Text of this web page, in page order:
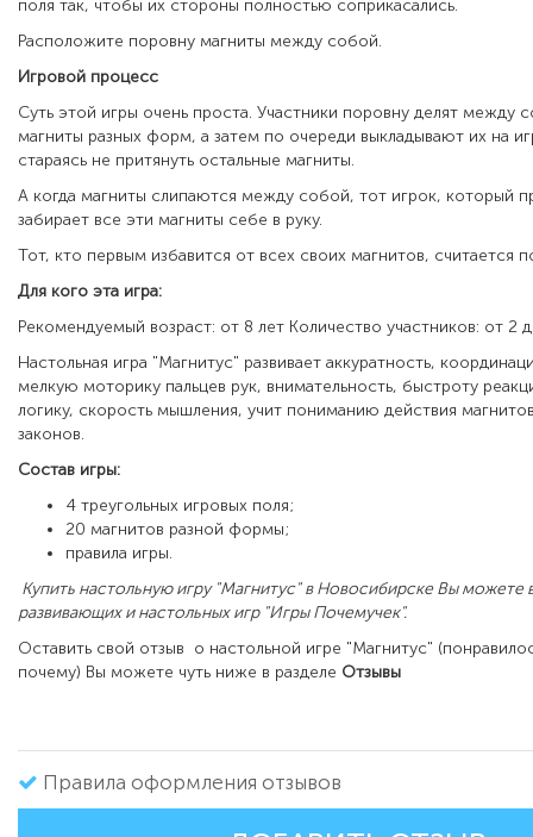
поля так, чтобы их стороны полностью соприкасались.
Расположите поровну магниты между собой.
Игровой процесс
Суть этой игры очень проста. Участники поровну делят между
магниты разных форм, а затем по очереди выкладывают их на
стараясь не притянуть остальные магниты.
А когда магниты слипаются между собой, тот игрок, который
забирает все эти магниты себе в руку.
Тот, кто первым избавится от всех своих магнитов, считается
Для кого эта игра:
Рекомендуемый возраст: от 8 лет Количество участников: от 2
Настольная игра "Магнитус" развивает аккуратность,
мелкую моторику пальцев рук, внимательность, быстроту
логику, скорость мышления, учит пониманию действия
законов.
Состав игры:
4 треугольных игровых поля;
20 магнитов разной формы;
правила игры.
Купить настольную игру "Магнитус" в Новосибирске Вы можете
развивающих и настольных игр "Игры Почемучек".
Оставить свой отзыв о настольной игре "Магнитус"
почему) Вы можете чуть ниже в разделе Отзывы
Правила оформления отзывов